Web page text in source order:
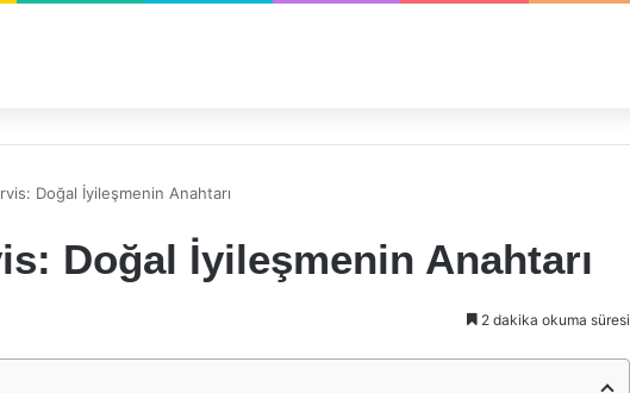
Doğal İyileşmenin Anahtarı
Doğal İyileşmenin Anahtarı
2 dakika okuma süresi